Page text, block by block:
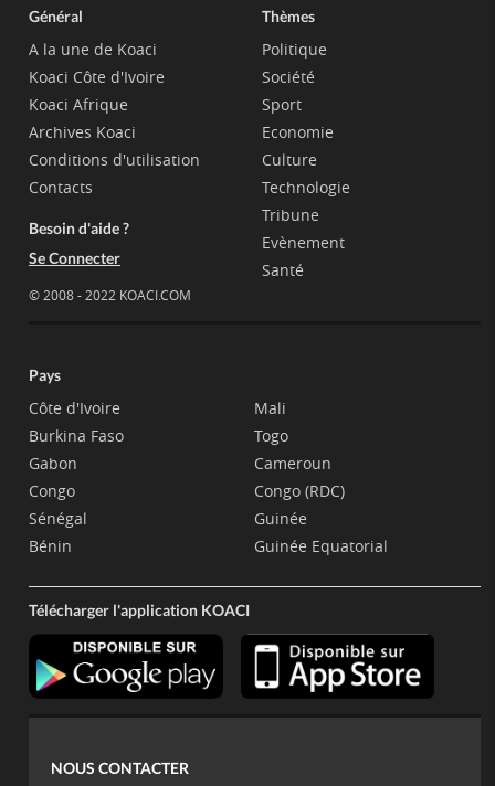
Général
A la une de Koaci
Koaci Côte d'Ivoire
Koaci Afrique
Archives Koaci
Conditions d'utilisation
Contacts
Besoin d'aide ?
Se Connecter
© 2008 - 2022 KOACI.COM
Thèmes
Politique
Société
Sport
Economie
Culture
Technologie
Tribune
Evènement
Santé
Pays
Côte d'Ivoire
Burkina Faso
Gabon
Congo
Sénégal
Bénin
Mali
Togo
Cameroun
Congo (RDC)
Guinée
Guinée Equatorial
Télécharger l'application KOACI
NOUS CONTACTER